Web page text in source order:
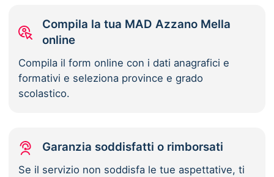
Compila la tua MAD Azzano Mella
online
Compila il form online con i dati anagrafici e
formativi e seleziona province e grado
scolastico.
Garanzia soddisfatti o rimborsati
Se il servizio non soddisfa le tue aspettative, ti